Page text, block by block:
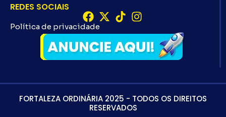
REDES SOCIAIS
Política de privacidade
FORTALEZA ORDINÁRIA 2025 - TODOS OS DIREITOS
RESERVADOS